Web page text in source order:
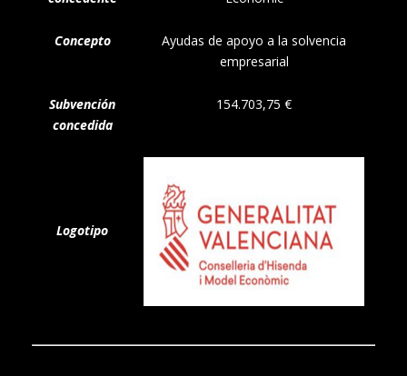
Concepto
Ayudas de apoyo a la solvencia
empresarial
Subvención
concedida
154.703,75 €
Logotipo